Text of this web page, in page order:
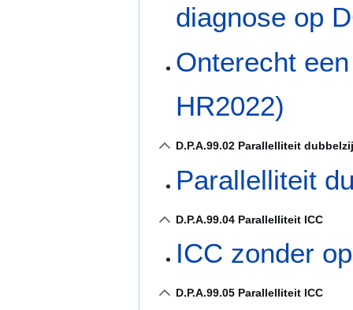
diagnose op
Onterecht
HR2022)
D.P.A.99.02 Parallelliteit
Parallelliteit
D.P.A.99.04 Parallelliteit ICC
ICC zonder
D.P.A.99.05 Parallelliteit ICC